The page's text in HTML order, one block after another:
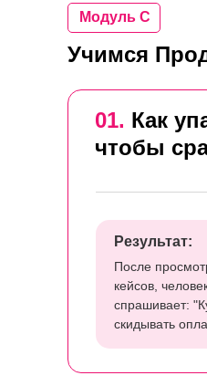
Модуль С
Учимся
01. Как
чтобы
Результат:
После
кейсов,
спрашивает:
скидывать